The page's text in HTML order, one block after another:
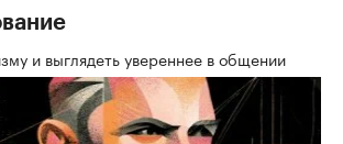
и выглядеть увереннее в общении